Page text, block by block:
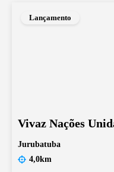
Lançamento
Vivaz Nações
Jurubatuba
4,0km